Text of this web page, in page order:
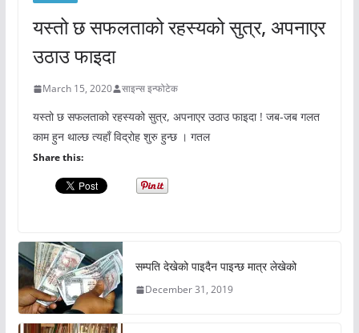
यस्तो छ सफलताको रहस्यको सुत्र, अपनाएर
उठाउ फाइदा
March 15, 2020 साइन्स इन्फोटेक
यस्तो छ सफलताको रहस्यको सुत्र, अपनाएर उठाउ फाइदा ! जब-जब गलत
काम हुन थाल्छ त्यहाँ विद्रोह शुरु हुन्छ । गतल
Share this:
सम्पति देखेको पाइदैन पाइन्छ मात्र लेखेको
December 31, 2019